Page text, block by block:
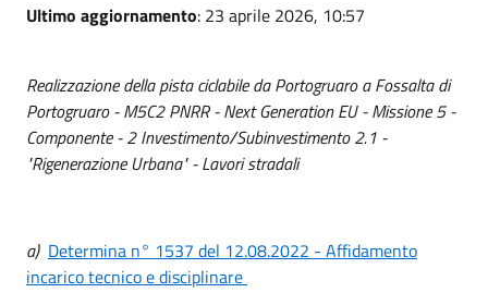
Ultimo aggiornamento: 23 aprile 2026, 10:57
Realizzazione della pista ciclabile da Portogruaro a Fossalta di
Portogruaro - M5C2 PNRR - Next Generation EU - Missione 5 -
Componente - 2 Investimento/Subinvestimento 2.1 -
"Rigenerazione Urbana" - Lavori stradali
a) Determina n° 1537 del 12.08.2022 - Affidamento
incarico tecnico e disciplinare